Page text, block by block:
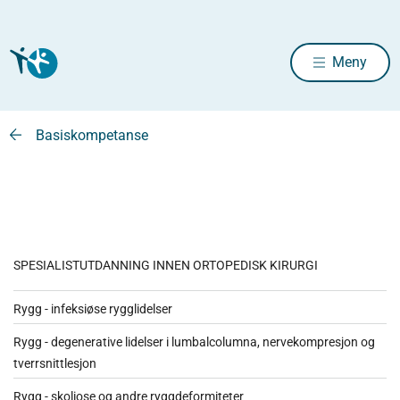
Meny
Basiskompetanse
SPESIALISTUTDANNING INNEN ORTOPEDISK KIRURGI
Rygg - infeksiøse rygglidelser
Rygg - degenerative lidelser i lumbalcolumna, nervekompresjon og
tverrsnittlesjon
Rygg - skoliose og andre ryggdeformiteter